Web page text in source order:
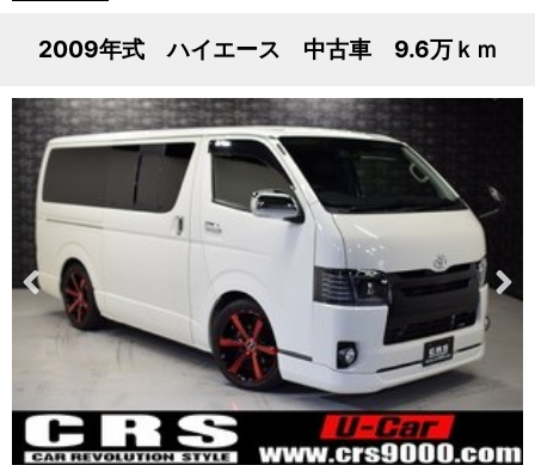
2009年式 ハイエース 中古車 9.6万ｋｍ